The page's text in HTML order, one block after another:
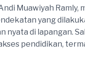
Muawiyah
yang
nyata di lapangan.
pendidikan,